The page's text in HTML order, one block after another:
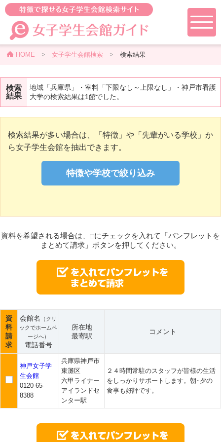
HOME > 女子学生会館検索> 検索結果
検索
結果
地域「兵庫県」・室料「下限なし～上限なし」・神戸市看護
大学の検索結果は1館でした。
検索結果が多い場合は、「特徴」や「先輩がいる学校」か
ら女子学生会館を抽出できます。
資料を希望される場合は、□にチェックを入れて「パンフレットを
まとめて請求」ボタンを押してください。
資
料
請
求
会館名
（クリ
ックでホームペ
ージへ）
電話番号
所在地
最寄駅
コメント
神戸女子学
生会館
0120-65-
8388
兵庫県神戸市
東灘区
六甲ライナー
アイランドセ
ンター駅
２４時間常駐のスタッフが皆様の生活
をしっかりサポートします。朝･夕の
食事も好評です。